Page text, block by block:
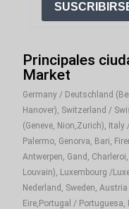
Principales
Market
Germany / Deutschland
Hanover), Switzerland /
(Geneve, Nion,Zurich),
Palermo, Genorva, Bari,
Antwerpen, Gand,
Louvain), Luxembourg /
Nederland, Sweden,
Eire,Portugal /